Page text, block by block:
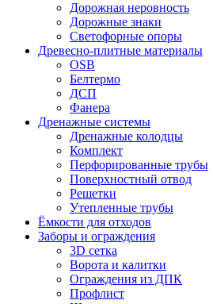
Дорожная неровность
Дорожные знаки
Светофорные опоры
Древесно-плитные материалы
OSB
Белтермо
ДСП
Фанера
Дренажные системы
Дренажные колодцы
Комплект
Перфорированные трубы
Поверхностный отвод
Решетки
Утепленные трубы
Ёмкости для отходов
Заборы и ограждения
3D сетка
Ворота и калитки
Ограждения из ДПК
Профлист